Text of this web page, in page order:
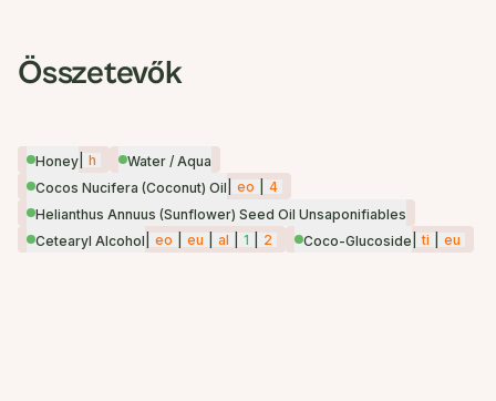
Összetevők
Honey h
Water / Aqua
Cocos Nucifera (Coconut) Oil
eo
4
Helianthus Annuus (Sunflower) Seed Oil Unsaponifiables
Cetearyl Alcohol
eo eu al 1 2 Coco-Glucoside ti eu